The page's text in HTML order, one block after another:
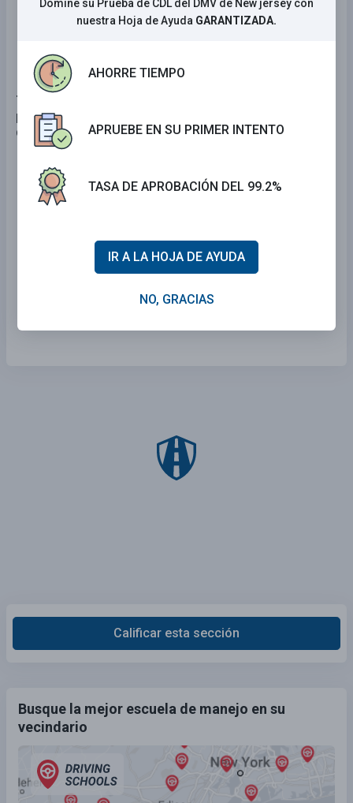
Libre de aceite y grasa.
7 . ¿Cuál de los siguientes no es un ejemplo de una
persona distraída por la que los automovilistas
deberían preocuparse?
Una persona hablando con otra persona en su
vehículo.
Un trabajador de la construcción al lado de la
carretera.
Una persona sentada en un banco esperando
Calificar esta sección
Busque la mejor escuela de manejo en su
vecindario
Domine su Prueba de CDL del DMV de New jersey con
nuestra Hoja de Ayuda GARANTIZADA.
AHORRE TIEMPO
APRUEBE EN SU PRIMER INTENTO
TASA DE APROBACIÓN DEL 99.2%
IR A LA HOJA DE AYUDA
NO, GRACIAS